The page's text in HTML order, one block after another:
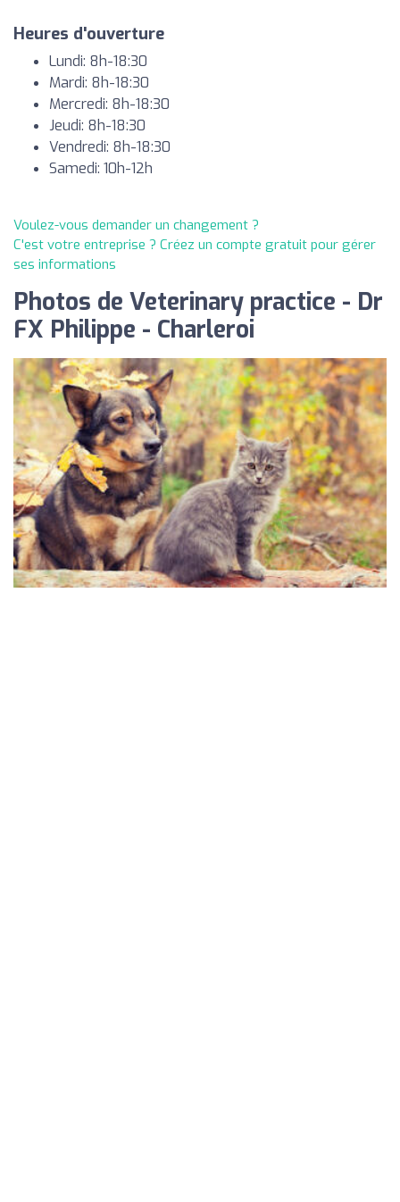
Heures d'ouverture
Lundi: 8h-18:30
Mardi: 8h-18:30
Mercredi: 8h-18:30
Jeudi: 8h-18:30
Vendredi: 8h-18:30
Samedi: 10h-12h
Voulez-vous demander un changement ?
C'est votre entreprise ? Créez un compte gratuit pour gérer
ses informations
Photos de Veterinary practice - Dr
FX Philippe - Charleroi